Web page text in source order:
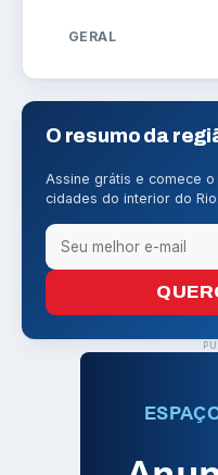
GERAL
O resumo da
Assine grátis e comece
cidades do interior do